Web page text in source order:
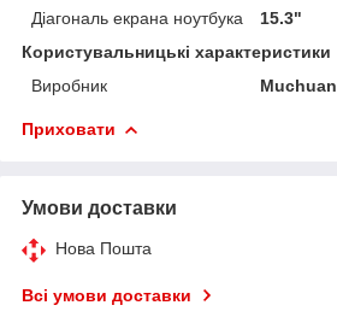
Діагональ екрана ноутбука
15.3"
Користувальницькі характеристики
Виробник
Muchuan
Приховати
Умови доставки
Нова Пошта
Всі умови доставки